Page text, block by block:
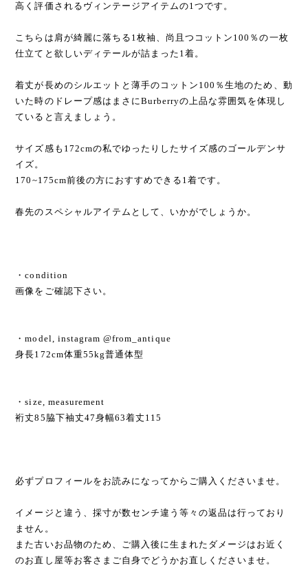
高く評価されるヴィンテージアイテムの1つです。
こちらは肩が綺麗に落ちる1枚袖、尚且つコットン100％の一枚
仕立てと欲しいディテールが詰まった1着。
着丈が長めのシルエットと薄手のコットン100％生地のため、動
いた時のドレープ感はまさにBurberryの上品な雰囲気を体現し
ていると言えましょう。
サイズ感も172cmの私でゆったりしたサイズ感のゴールデンサ
イズ。
170~175cm前後の方におすすめできる1着です。
春先のスペシャルアイテムとして、いかがでしょうか。
・condition
画像をご確認下さい。
・model, instagram @from_antique
身長172cm体重55kg普通体型
・size, measurement
裄丈85脇下袖丈47身幅63着丈115
必ずプロフィールをお読みになってからご購入くださいませ。
イメージと違う、採寸が数センチ違う等々の返品は行っており
ません。
また古いお品物のため、ご購入後に生まれたダメージはお近く
のお直し屋等お客さまご自身でどうかお直しくださいませ。